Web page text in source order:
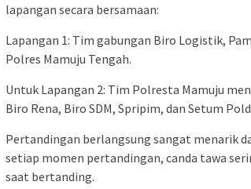
lapangan secara bersamaan:
Lapangan 1: Tim gabungan Biro Logistik,
Polres Mamuju Tengah.
Untuk Lapangan 2: Tim Polresta Mamuju
Biro Rena, Biro SDM, Spripim, dan Setum
Pertandingan berlangsung sangat menarik
setiap momen pertandingan, canda tawa
saat bertanding.